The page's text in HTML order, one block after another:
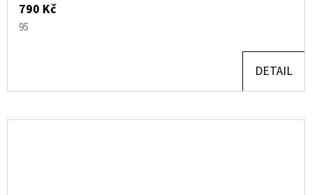
790 Kč
95
DETAIL